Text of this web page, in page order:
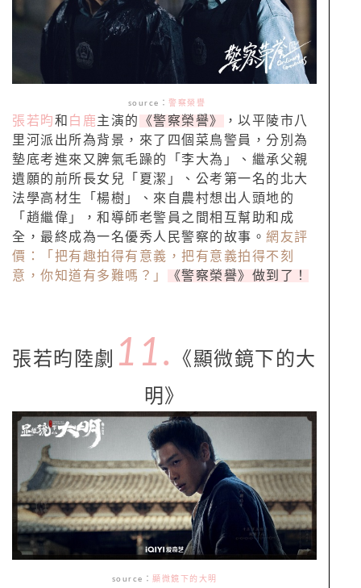
source ： 警察榮譽
張若昀和 白鹿主演的 《警察榮譽》
，以平陵市八
里河派出所為背景，來了四個菜鳥警員，分別為
墊底考進來又脾氣毛躁的「李大為」、繼承父親
遺願的前所長女兒「夏潔」、公考第一名的北大
法學高材生「楊樹」、來自農村想出人頭地的
「趙繼偉」，和導師老警員之間相互幫助和成
全，最終成為一名優秀人民警察的故事。 網友評
價：「把有趣拍得有意義，把有意義拍得不刻
意，你知道有多難嗎？」
《警察榮譽》做到了！
張若昀陸劇 11.
《顯微鏡下的大
明》
source ： 顯微鏡下的大明